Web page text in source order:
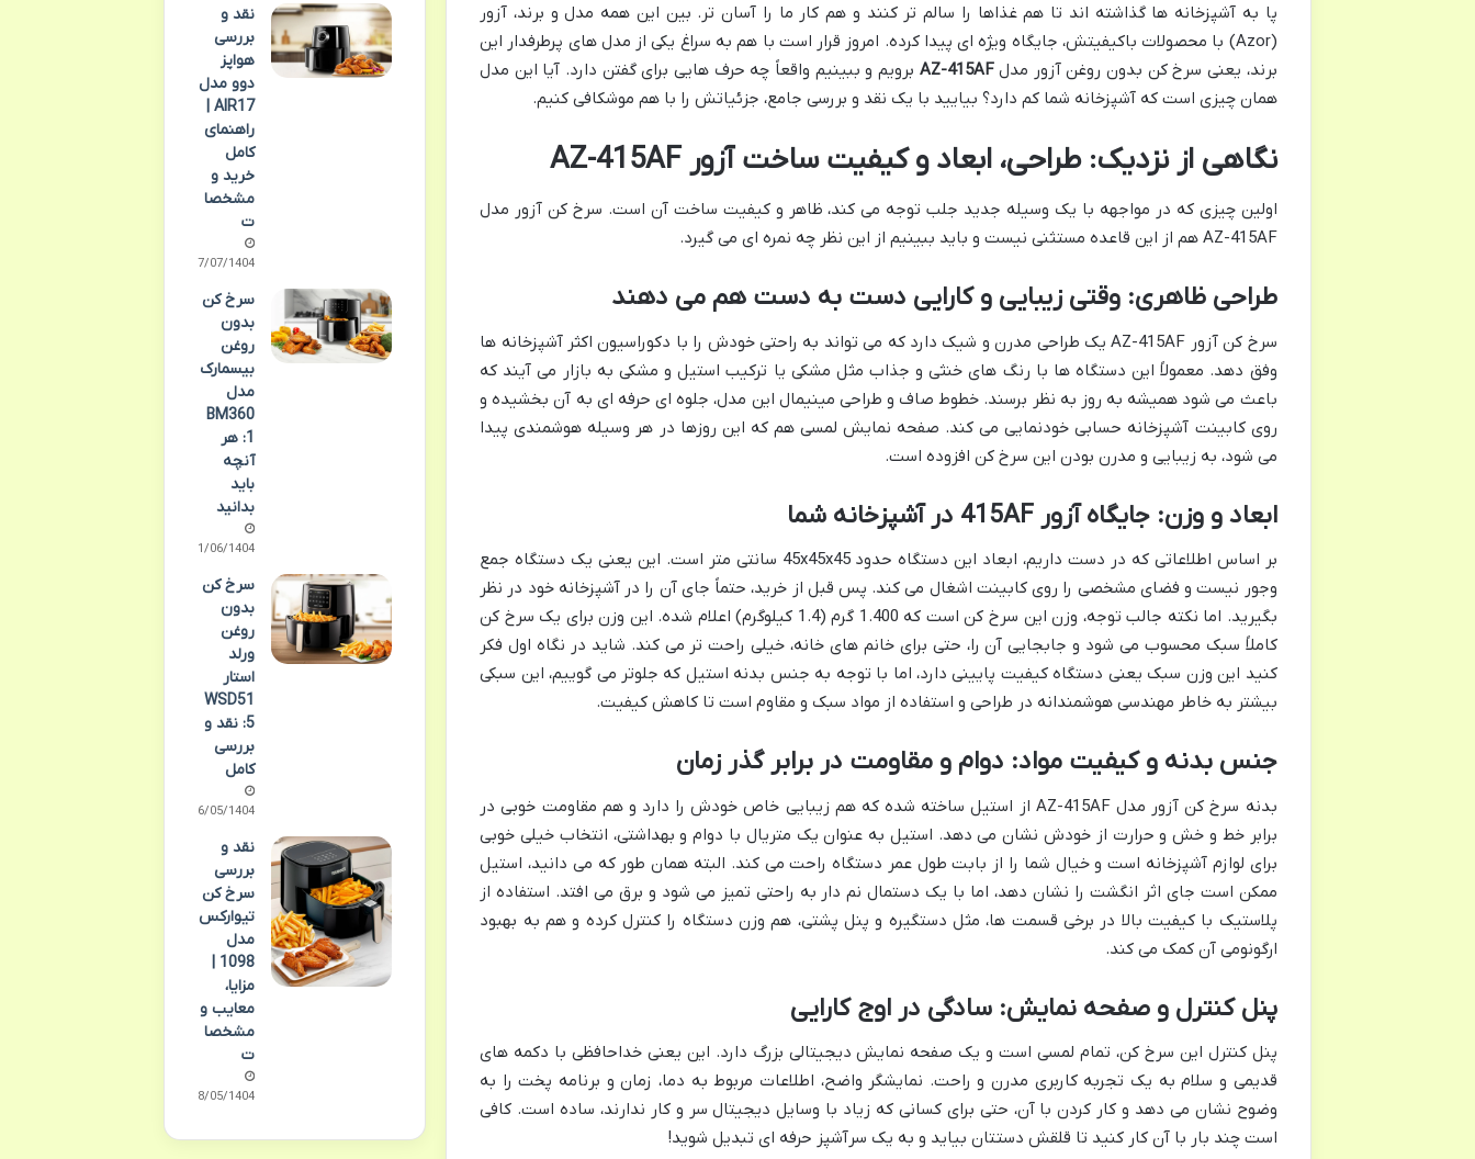
پا به آشپزخانه ها گذاشته اند تا هم غذاها را سالم تر کنند و هم کار ما را آسان تر. بین این همه مدل و برند، آزور
(Azor) با محصولات باکیفیتش، جایگاه ویژه ای پیدا کرده. امروز قرار است با هم به سراغ یکی از مدل های پرطرفدار این
برند، یعنی سرخ کن بدون روغن آزور مدلAZ-415AF برویم و ببینیم واقعاً چه حرف هایی برای گفتن دارد. آیا این مدل
همان چیزی است که آشپزخانه شما کم دارد؟ بیایید با یک نقد و بررسی جامع، جزئیاتش را با هم موشکافی کنیم.
نگاهی از نزدیک: طراحی، ابعاد و کیفیت ساخت آزور AZ-415AF
اولین چیزی که در مواجهه با یک وسیله جدید جلب توجه می کند، ظاهر و کیفیت ساخت آن است. سرخ کن آزور مدل
AZ-415AF هم از این قاعده مستثنی نیست و باید ببینیم از این نظر چه نمره ای می گیرد.
طراحی ظاهری: وقتی زیبایی و کارایی دست به دست هم می دهند
سرخ کن آزور AZ-415AF یک طراحی مدرن و شیک دارد که می تواند به راحتی خودش را با دکوراسیون اکثر آشپزخانه ها
وفق دهد. معمولاً این دستگاه ها با رنگ های خنثی و جذاب مثل مشکی یا ترکیب استیل و مشکی به بازار می آیند که
باعث می شود همیشه به روز به نظر برسند. خطوط صاف و طراحی مینیمال این مدل، جلوه ای حرفه ای به آن بخشیده و
روی کابینت آشپزخانه حسابی خودنمایی می کند. صفحه نمایش لمسی هم که این روزها در هر وسیله هوشمندی پیدا
می شود، به زیبایی و مدرن بودن این سرخ کن افزوده است.
ابعاد و وزن: جایگاه آزور 415AF در آشپزخانه شما
بر اساس اطلاعاتی که در دست داریم، ابعاد این دستگاه حدود 45x45x45 سانتی متر است. این یعنی یک دستگاه جمع
وجور نیست و فضای مشخصی را روی کابینت اشغال می کند. پس قبل از خرید، حتماً جای آن را در آشپزخانه خود در نظر
بگیرید. اما نکته جالب توجه، وزن این سرخ کن است که 1.400 گرم (1.4 کیلوگرم) اعلام شده. این وزن برای یک سرخ کن
کاملاً سبک محسوب می شود و جابجایی آن را، حتی برای خانم های خانه، خیلی راحت تر می کند. شاید در نگاه اول فکر
کنید این وزن سبک یعنی دستگاه کیفیت پایینی دارد، اما با توجه به جنس بدنه استیل که جلوتر می گوییم، این سبکی
بیشتر به خاطر مهندسی هوشمندانه در طراحی و استفاده از مواد سبک و مقاوم است تا کاهش کیفیت.
جنس بدنه و کیفیت مواد: دوام و مقاومت در برابر گذر زمان
بدنه سرخ کن آزور مدل AZ-415AF از استیل ساخته شده که هم زیبایی خاص خودش را دارد و هم مقاومت خوبی در
برابر خط و خش و حرارت از خودش نشان می دهد. استیل به عنوان یک متریال با دوام و بهداشتی، انتخاب خیلی خوبی
برای لوازم آشپزخانه است و خیال شما را از بابت طول عمر دستگاه راحت می کند. البته همان طور که می دانید، استیل
ممکن است جای اثر انگشت را نشان دهد، اما با یک دستمال نم دار به راحتی تمیز می شود و برق می افتد. استفاده از
پلاستیک با کیفیت بالا در برخی قسمت ها، مثل دستگیره و پنل پشتی، هم وزن دستگاه را کنترل کرده و هم به بهبود
ارگونومی آن کمک می کند.
پنل کنترل و صفحه نمایش: سادگی در اوج کارایی
پنل کنترل این سرخ کن، تمام لمسی است و یک صفحه نمایش دیجیتالی بزرگ دارد. این یعنی خداحافظی با دکمه های
قدیمی و سلام به یک تجربه کاربری مدرن و راحت. نمایشگر واضح، اطلاعات مربوط به دما، زمان و برنامه پخت را به
وضوح نشان می دهد و کار کردن با آن، حتی برای کسانی که زیاد با وسایل دیجیتال سر و کار ندارند، ساده است. کافی
است چند بار با آن کار کنید تا قلقش دستتان بیاید و به یک سرآشپز حرفه ای تبدیل شوید!
نقد و
بررسی
هواپز
دوو مدل
AIR17 |
راهنمای
کامل
خرید و
مشخصا
ت
07/07/1404
سرخ کن
بدون
روغن
بیسمارک
مدل
BM360
1: هر
آنچه
باید
بدانید
31/06/1404
سرخ کن
بدون
روغن
ورلد
استار
WSD51
5: نقد و
بررسی
کامل
26/05/1404
نقد و
بررسی
سرخ کن
تیوارکس
مدل
مزایا،
معایب و
مشخصا
ت
18/05/1404